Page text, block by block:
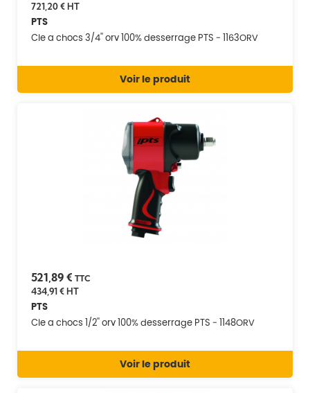
721,20 €HT
PTS
Cle a chocs 3/4'' orv 100% desserrage PTS - 1163ORV
Voir le produit
521,89 € TTC
434,91 €HT
PTS
Cle a chocs 1/2'' orv 100% desserrage PTS - 1148ORV
Voir le produit